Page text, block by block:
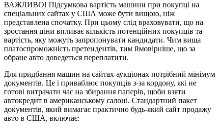
ВАЖЛИВО! Підсумкова вартість машини при покупці на
спеціальних сайтах у США може бути вищою, ніж
представлена спочатку. При цьому слід враховувати, що на
зростання ціни впливає кількість потенційних покупців та
вартість, яку можуть запропонувати кандидати. Чим вища
платоспроможність претендентів, тим ймовірніше, що за
обране авто доведеться переплатити.
Для придбання машин на сайтах-аукціонах потрібний мінімум
документів. Це і приваблює покупців з-за кордону, які не
готові витрачати час на збирання паперів, щоби взяти
автокредит в американському салоні. Стандартний пакет
документів, який вимагає практично будь-який сайт продажу
авто в США, включає: